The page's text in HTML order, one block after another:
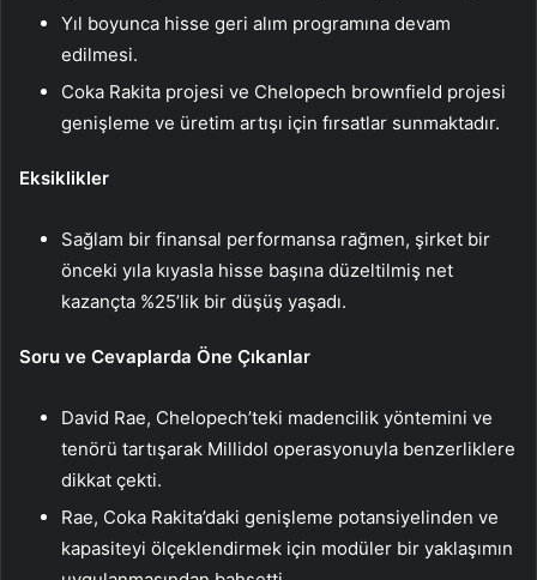
Yıl boyunca hisse geri alım programına devam
edilmesi.
Coka Rakita projesi ve Chelopech brownfield projesi
genişleme ve üretim artışı için fırsatlar sunmaktadır.
Eksiklikler
Sağlam bir finansal performansa rağmen, şirket bir
önceki yıla kıyasla hisse başına düzeltilmiş net
kazançta %25’lik bir düşüş yaşadı.
Soru ve Cevaplarda Öne Çıkanlar
David Rae, Chelopech’teki madencilik yöntemini ve
tenörü tartışarak Millidol operasyonuyla benzerliklere
dikkat çekti.
Rae, Coka Rakita’daki genişleme potansiyelinden ve
kapasiteyi ölçeklendirmek için modüler bir yaklaşımın